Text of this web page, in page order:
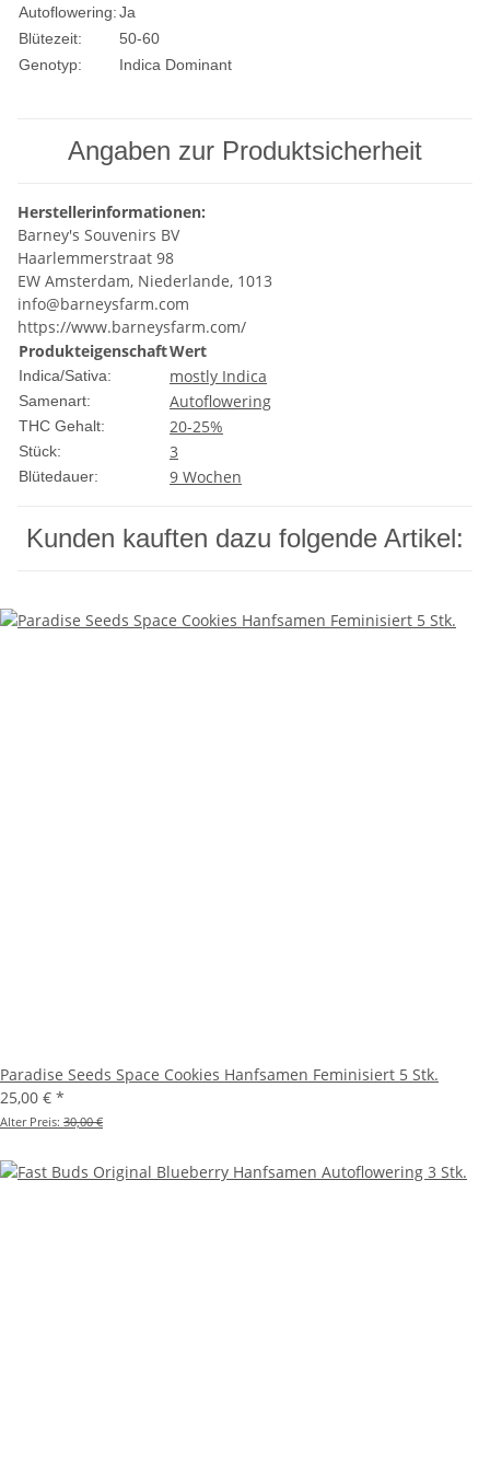
Autoflowering:Ja
Blütezeit:
50-60
Genotyp:
Indica Dominant
Angaben zur Produktsicherheit
Herstellerinformationen:
Barney's Souvenirs BV
Haarlemmerstraat 98
EW Amsterdam, Niederlande, 1013
info@barneysfarm.com
https://www.barneysfarm.com/
ProdukteigenschaftWert
Indica/Sativa: mostly Indica
Samenart: Autoflowering
THC Gehalt: 20-25%
Stück: 3
Blütedauer: 9 Wochen
Kunden kauften dazu folgende Artikel:
Paradise Seeds Space Cookies Hanfsamen Feminisiert 5 Stk.
25,00 € *
Alter Preis: 30,00 €